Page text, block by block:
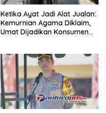
Ketika Ayat Jadi Alat Jualan:
Kemurnian Agama Diklaim,
Umat Dijadikan Konsumen